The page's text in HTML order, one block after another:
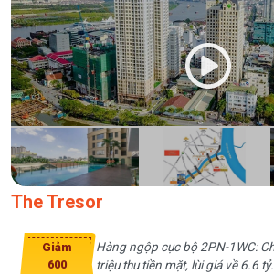
The Tresor
Giảm
600
Hàng ngộp cục bộ 2PN-1WC:
triệu thu tiền mặt, lùi giá về 6.6